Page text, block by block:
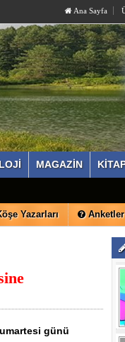
Ana Sayfa
MAGAZİN
Yapılacak
Yazarları Anketler
günü